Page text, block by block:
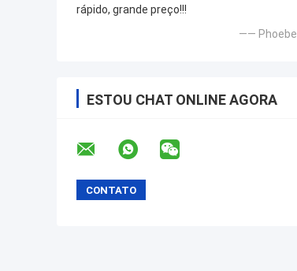
rápido, grande preço!!!
—— Phoebe
ESTOU CHAT ONLINE AGORA